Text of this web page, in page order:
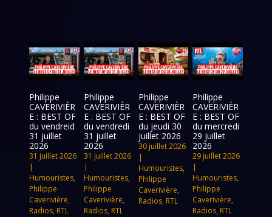
Philippe
CAVERIVIÈR
E : BEST OF
du vendreid
31 juillet
2026
31 juillet 2026
|
Humouristes,
Philippe
Caverivière,
Radios, RTL
Philippe
CAVERIVIÈR
E : BEST OF
du vendredi
31 juillet
2026
31 juillet 2026
|
Humouristes,
Philippe
Caverivière,
Radios, RTL
Philippe
CAVERIVIÈR
E : BEST OF
du jeudi 30
juillet 2026
30 juillet 2026
|
Humouristes,
Philippe
Caverivière,
Radios, RTL
Philippe
CAVERIVIÈR
E : BEST OF
du mercredi
29 juillet
2026
29 juillet 2026
|
Humouristes,
Philippe
Caverivière,
Radios, RTL